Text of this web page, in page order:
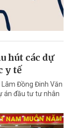
hút các dự
y tế
Lâm Đồng Đinh Văn
án đầu tư tư nhân